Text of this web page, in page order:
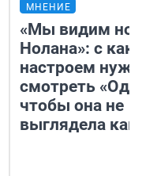
МНЕНИЕ
«Мы видим
Нолана»: с
настроем
смотреть
чтобы она не
выглядела как